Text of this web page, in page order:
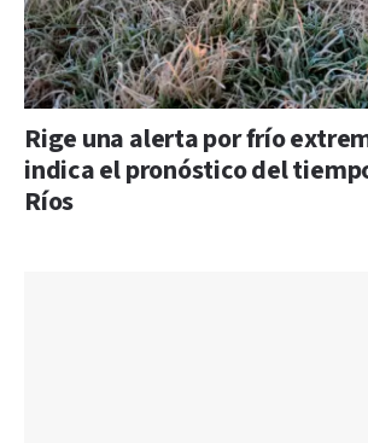
Rige una alerta por frío
indica el pronóstico del
Ríos